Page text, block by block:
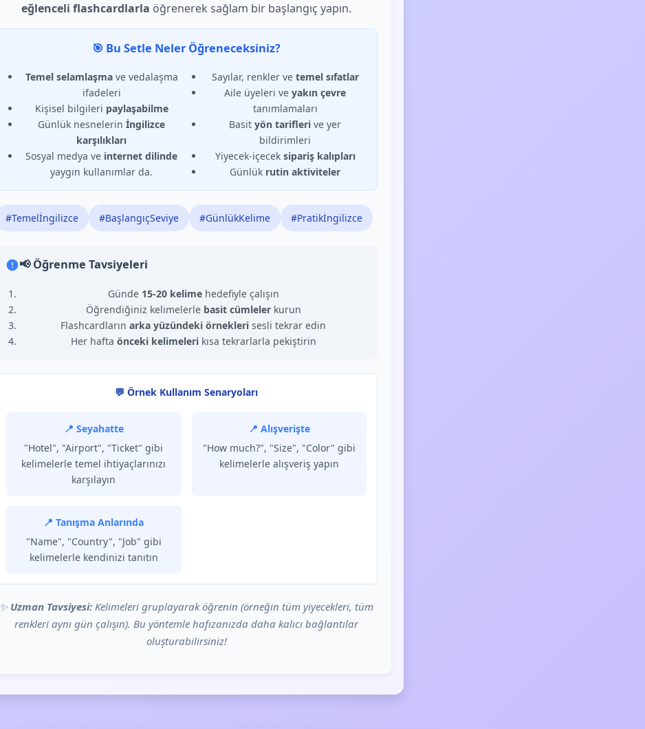
eğlenceli flashcardlarla öğrenerek sağlam bir başlangıç yapın.
🎯 Bu Setle Neler Öğreneceksiniz?
Temel selamlaşmave vedalaşma
ifadeleri
Kişisel bilgileri paylaşabilme
Günlük nesnelerin İngilizce
karşılıkları
Sosyal medya ve internet dilinde
yaygın kullanımlar da.
Sayılar, renkler ve temel sıfatlar
Aile üyeleri ve yakın çevre
tanımlamaları
Basit yön tarifleri ve yer
bildirimleri
Yiyecek-içecek sipariş kalıpları
Günlük rutin aktiviteler
#Temelİngilizce #BaşlangıçSeviye #GünlükKelime #Pratikİngilizce
📢 Öğrenme Tavsiyeleri
Günde 15-20 kelimehedefiyle çalışın
Öğrendiğiniz kelimelerle basit cümlelerkurun
Flashcardların arka yüzündeki örnekleri sesli tekrar edin
Her hafta önceki kelimelerikısa tekrarlarla pekiştirin
💬 Örnek Kullanım Senaryoları
📍 Seyahatte
"Hotel", "Airport", "Ticket" gibi
kelimelerle temel ihtiyaçlarınızı
karşılayın
📍 Alışverişte
"How much?", "Size", "Color" gibi
kelimelerle alışveriş yapın
📍 Tanışma Anlarında
"Name", "Country", "Job" gibi
kelimelerle kendinizi tanıtın
✨ Uzman Tavsiyesi: Kelimeleri gruplayarak öğrenin (örneğin tüm yiyecekleri, tüm
renkleri aynı gün çalışın). Bu yöntemle hafızanızda daha kalıcı bağlantılar
oluşturabilirsiniz!